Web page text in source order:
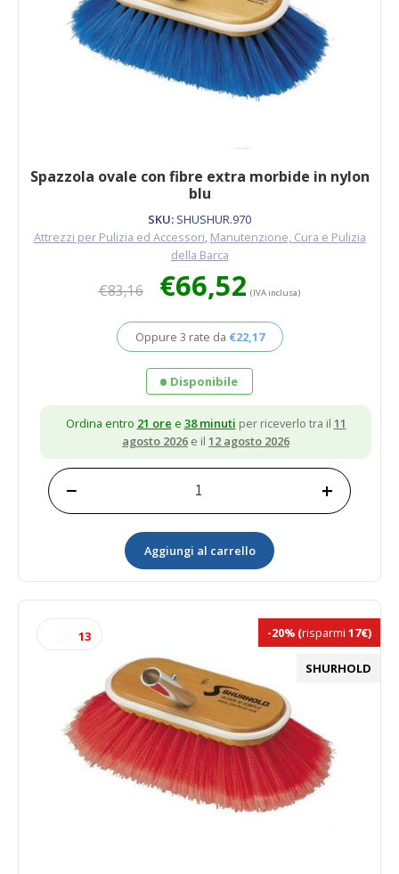
Spazzola ovale con fibre extra morbide in nylon
blu
SKU: SHUSHUR.970
Attrezzi per Pulizia ed Accessori, Manutenzione, Cura e Pulizia
della Barca
€83,16
prezzo
era:
€83,16.
€66,52 prezzo
è:
€66,52.
(IVA inclusa)
Oppure 3 rate da €22,17
Disponibile
Ordina entro 21 ore e 38 minuti per riceverlo tra il 11
agosto 2026 e il 12 agosto 2026
Spazzola
ovale
morbide
in
nylon
− +
Aggiungi al carrello
SHURHOLD
-20% (risparmi 17€)
13